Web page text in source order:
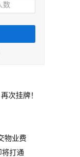
数
次挂牌！
物业费
将打通